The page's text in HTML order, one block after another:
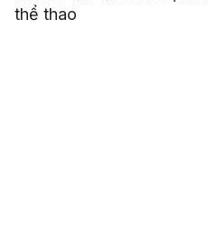
thể thao